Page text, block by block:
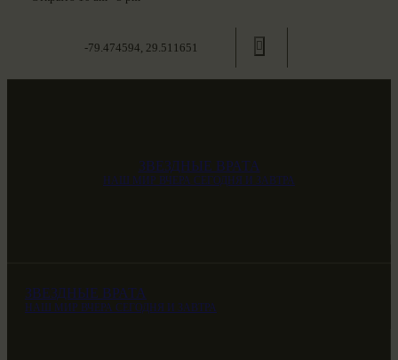
-79.474594, 29.511651
ЗВЕЗДНЫЕ ВРАТА
НАШ МИР ВЧЕРА СЕГОДНЯ И ЗАВТРА
ЗВЕЗДНЫЕ ВРАТА
НАШ МИР ВЧЕРА СЕГОДНЯ И ЗАВТРА